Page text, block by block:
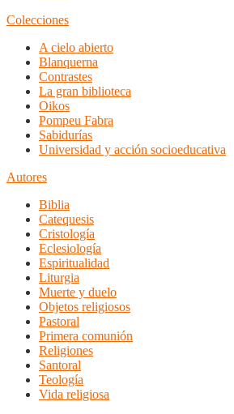
Colecciones
A cielo abierto
Blanquerna
Contrastes
La gran biblioteca
Oikos
Pompeu Fabra
Sabidurías
Universidad y acción socioeducativa
Autores
Biblia
Catequesis
Cristología
Eclesiología
Espiritualidad
Liturgia
Muerte y duelo
Objetos religiosos
Pastoral
Primera comunión
Religiones
Santoral
Teología
Vida religiosa